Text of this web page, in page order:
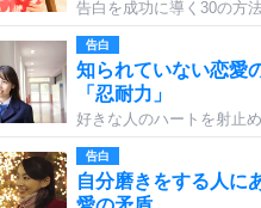
告白を成功に導く30の方
告白
知られていない恋愛
「忍耐力」
好きな人のハートを射止
告白
自分磨きをする人に